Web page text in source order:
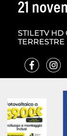
21
STILETV
TERRESTRE